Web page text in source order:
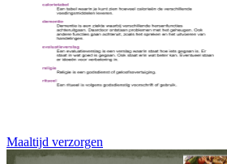
Maaltijd verzorgen